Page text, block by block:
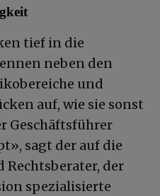
tief in die
neben den
und
auf, wie sie sonst
Geschäftsführer
sagt der auf die
Rechtsberater, der
spezialisierte